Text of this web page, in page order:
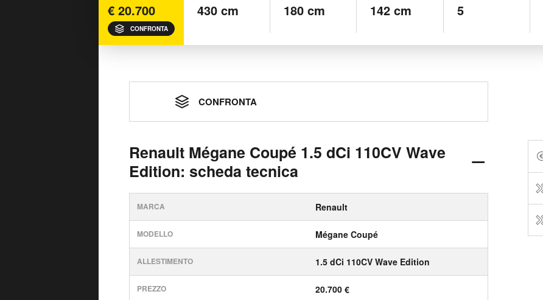
€ 20.700
CONFRONTA
430 cm 180 cm 142 cm 5
CONFRONTA
Renault Mégane Coupé 1.5 dCi 110CV Wave
Edition: scheda tecnica
MARCA Renault
MODELLO Mégane Coupé
ALLESTIMENTO 1.5 dCi 110CV Wave Edition
PREZZO 20.700 €